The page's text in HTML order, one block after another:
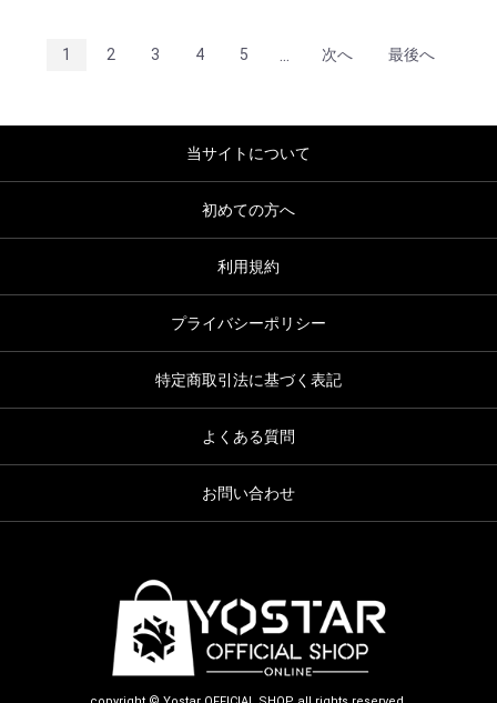
1 2 3 4 5 ... 次へ 最後へ
当サイトについて
初めての方へ
利用規約
プライバシーポリシー
特定商取引法に基づく表記
よくある質問
お問い合わせ